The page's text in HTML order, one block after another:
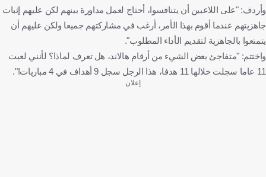
وأردف: "على اللاعبين أن يتنافسوا، أحتاج لعمل مداورة بينهم لكن عليهم إثبات
جاهزيتهم عندما أقوم بهذا الأمر، أرغب في مشاركتهم جميعا ولكن عليهم أن
يتمتعوا بالجاهزية لتقديم الأداء المطلوب".
واختتم: "متفاجئ بعض الشيء من أرقام هالاند، هل تعرف لماذا؟ لأنني لعبت
11 عاما سجلت خلالها 11 هدفا، هذا الرجل سجل 9 أهداف في 4 مباريات!".
إعلان